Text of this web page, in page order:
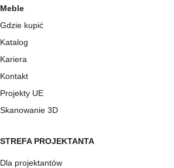
Meble
Gdzie kupić
Katalog
Kariera
Kontakt
Projekty UE
Skanowanie 3D
STREFA PROJEKTANTA
Dla projektantów